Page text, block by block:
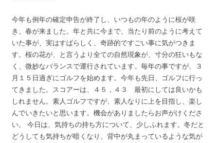
今年も例年の確定申告が終了し、いつもの年のように桜が咲
き、春が来ました。年と共に今まで、当たり前のように考えて
いた事が、実はすばらしく、奇跡的ですごい事に気がつきま
す。桜の花が、と言うより全ての自然現象が、寸分の狂いもな
く、微妙なバランスで運行されています。毎年の事ですが、３
月１５日過ぎにゴルフを始めます。今年も先日、ゴルフに行っ
てきました。スコアーは、４５，４３ 最初にしては良いかも
しれません。素人ゴルフですが、素人なりに上を目指し、楽し
んでいきたいと思います。機会がありましたらお声がけくださ
い。 今日は、気持ちの持ち方について、少しふれます。冬だと
どうしても気持ちが暗くなり、背中が丸まっているような気が